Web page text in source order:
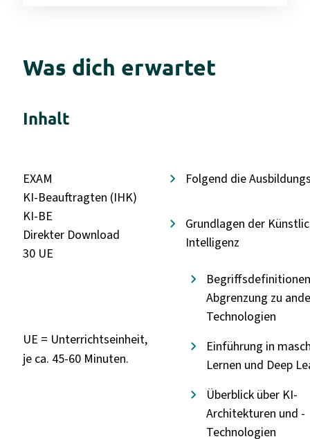
Was dich erwartet
Inhalt
EXAM
KI-Beauftragten (IHK)
KI-BE
Direkter Download
30 UE
UE = Unterrichtseinheit,
je ca. 45-60 Minuten.
Folgend die
Grundlagen der
Intelligenz
Abgrenzung zu
Technologien
Einführung in
Lernen und Deep
Überblick über KI-
Architekturen und -
Technologien